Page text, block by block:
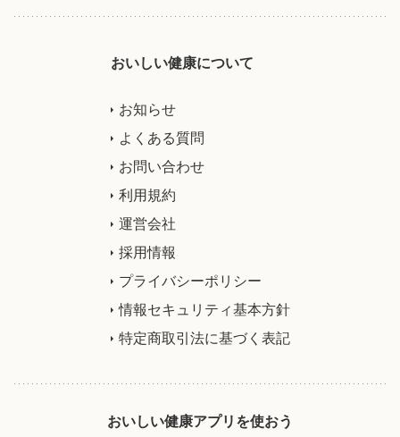
おいしい健康について
お知らせ
よくある質問
お問い合わせ
利用規約
運営会社
採用情報
プライバシーポリシー
情報セキュリティ基本方針
特定商取引法に基づく表記
おいしい健康アプリを使おう